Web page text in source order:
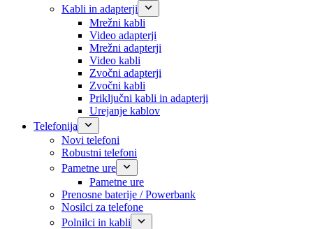
Kabli in adapterji
Mrežni kabli
Video adapterji
Mrežni adapterji
Video kabli
Zvočni adapterji
Zvočni kabli
Priključni kabli in adapterji
Urejanje kablov
Telefonija
Novi telefoni
Robustni telefoni
Pametne ure
Pametne ure
Prenosne baterije / Powerbank
Nosilci za telefone
Polnilci in kabli